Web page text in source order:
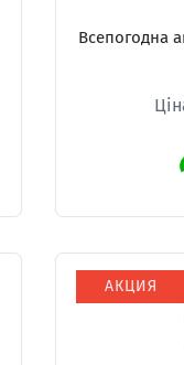
Всепогодна
АКЦИЯ